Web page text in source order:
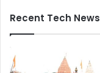
Recent Tech News